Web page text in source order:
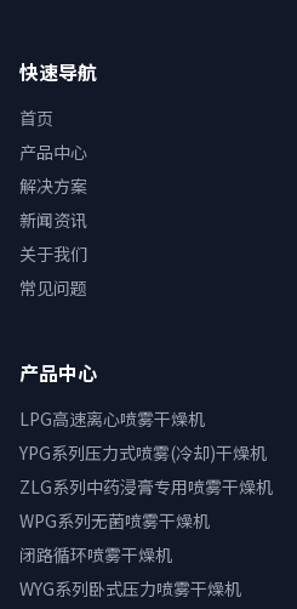
快速导航
首页
产品中心
解决方案
新闻资讯
关于我们
常见问题
产品中心
LPG高速离心喷雾干燥机
YPG系列压力式喷雾(冷却)干燥机
ZLG系列中药浸膏专用喷雾干燥机
WPG系列无菌喷雾干燥机
闭路循环喷雾干燥机
WYG系列卧式压力喷雾干燥机